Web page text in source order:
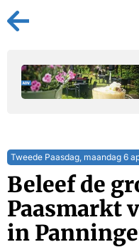
Tweede Paasdag, maandag 6
Beleef de
Paasmarkt
in